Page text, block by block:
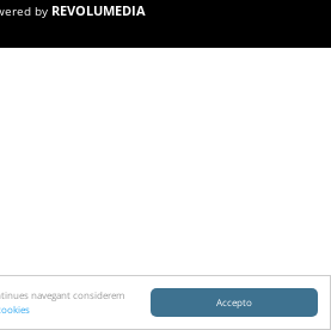
Accepto
navegant considerem
by REVOLUMEDIA